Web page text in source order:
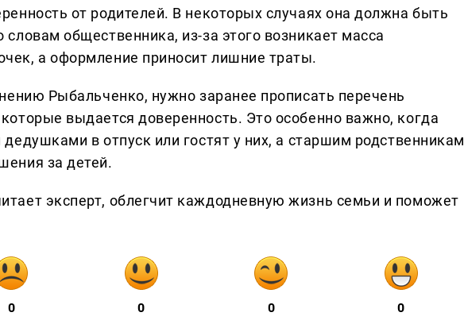
от родителей. В некоторых случаях она должна быть
общественника, из-за этого возникает масса
а оформление приносит лишние траты.
Рыбальченко, нужно заранее прописать перечень
выдается доверенность. Это особенно важно, когда
в отпуск или гостят у них, а старшим родственникам
за детей.
эксперт, облегчит каждодневную жизнь семьи и поможет
0 0 0 0